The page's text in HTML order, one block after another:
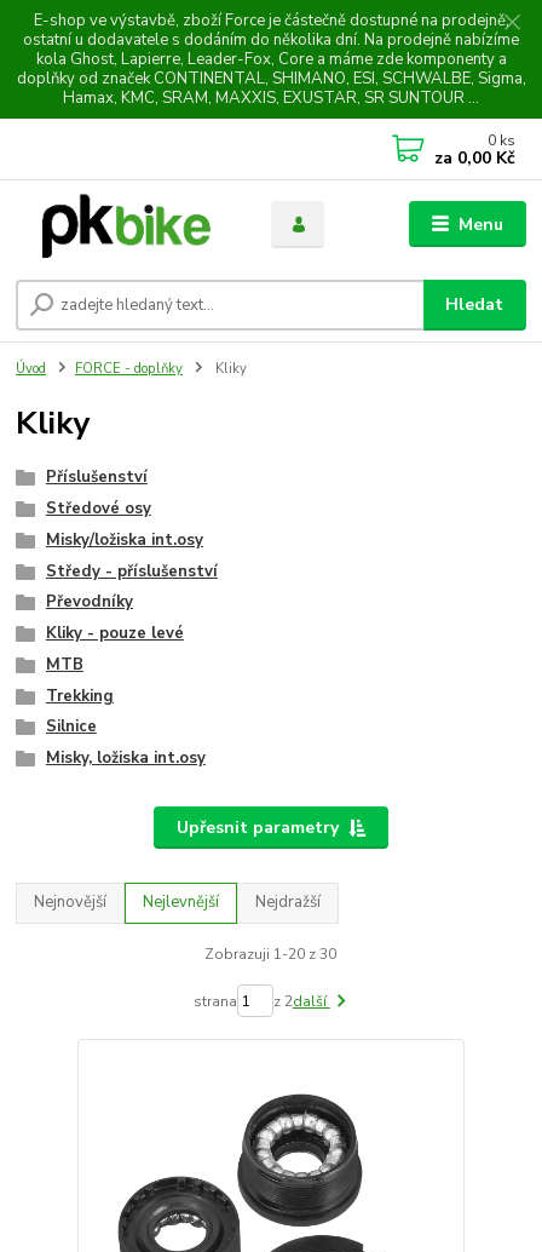
E-shop ve výstavbě, zboží Force je částečně dostupné na prodejně,
ostatní u dodavatele s dodáním do několika dní. Na prodejně nabízíme
kola Ghost, Lapierre, Leader-Fox, Core a máme zde komponenty a
doplňky od značek CONTINENTAL, SHIMANO, ESI, SCHWALBE, Sigma,
Hamax, KMC, SRAM, MAXXIS, EXUSTAR, SR SUNTOUR ...
Menu
Hledat
0 ks
za 0,00 Kč
Úvod FORCE - doplňky Kliky
Kliky
Příslušenství
Středové osy
Misky/ložiska int.osy
Středy - příslušenství
Převodníky
Kliky - pouze levé
MTB
Trekking
Silnice
Misky, ložiska int.osy
Upřesnit parametry
Nejnovější Nejlevnější Nejdražší
Zobrazuji 1-20 z 30
strana z 2další